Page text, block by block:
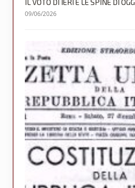
IL VOTO DI IERI E LE SPINE DI OGGI
09/06/2026